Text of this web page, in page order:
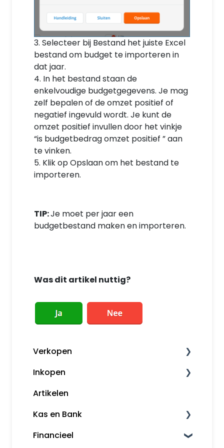
3. Selecteer bij Bestand het juiste Excel
bestand om budget te importeren in
dat jaar.
4. In het bestand staan de
enkelvoudige budgetgegevens. Je mag
zelf bepalen of de omzet positief of
negatief ingevuld wordt. Je kunt de
omzet positief invullen door het vinkje
“is budgetbedrag omzet positief ” aan
te vinken.
5. Klik op Opslaan om het bestand te
importeren.
TIP:Je moet per jaar een
budgetbestand maken en importeren.
Was dit artikel nuttig?
Verkopen
Factureren
Herinneringen en aanmaningen
Klanten
Kassa
Inkopen
Leveranciers
Artikelen
Kas en Bank
Bankkoppeling
Financieel